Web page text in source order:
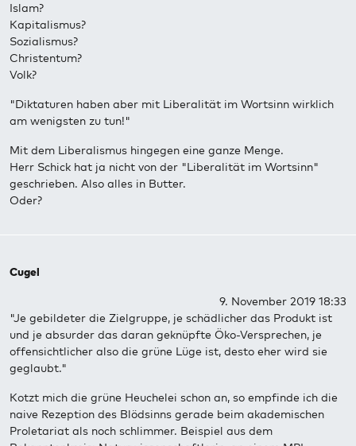
Islam?
Kapitalismus?
Sozialismus?
Christentum?
Volk?
"Diktaturen haben aber mit Liberalität im Wortsinn wirklich
am wenigsten zu tun!"
Mit dem Liberalismus hingegen eine ganze Menge.
Herr Schick hat ja nicht von der "Liberalität im Wortsinn"
geschrieben. Also alles in Butter.
Oder?
Cugel
9. November 2019 18:33
"Je gebildeter die Zielgruppe, je schädlicher das Produkt ist
und je absurder das daran geknüpfte Öko-Versprechen, je
offensichtlicher also die grüne Lüge ist, desto eher wird sie
geglaubt."
Kotzt mich die grüne Heuchelei schon an, so empfinde ich die
naive Rezeption des Blödsinns gerade beim akademischen
Proletariat als noch schlimmer. Beispiel aus dem